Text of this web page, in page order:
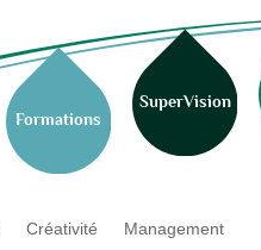
Formations
SuperVision
Créativité Management